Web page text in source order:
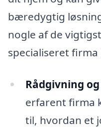
bæredygtig
nogle af de
specialiseret
Rådgivning
erfarent firma
til, hvordan et